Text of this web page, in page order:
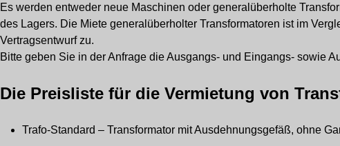
Es werden entweder neue Maschinen oder generalüberholte
des Lagers. Die Miete generalüberholter Transformatoren ist im
Vertragsentwurf zu.
Bitte geben Sie in der Anfrage die Ausgangs- und Eingangs- sowie
Die Preisliste für die Vermietung von
Trafo-Standard – Transformator mit Ausdehnungsgefäß, ohne